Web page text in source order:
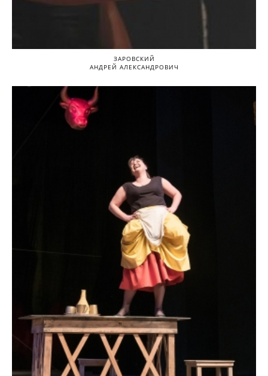
ЗАРОВСКИЙ
АНДРЕЙ АЛЕКСАНДРОВИЧ